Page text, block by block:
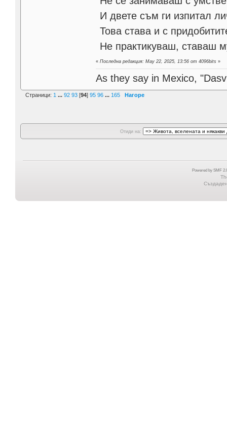
И двете съм ги изпитал
Това става и с
Не практикуваш, ставаш
«Последна редакция: May 22, 2025, 13:56 от 4096bits »
As they say in Mexico,
Страници: 1 ... 92 93 [94] 95 96 ... 165 Нагоре
Отиди на:
Powered by SMF